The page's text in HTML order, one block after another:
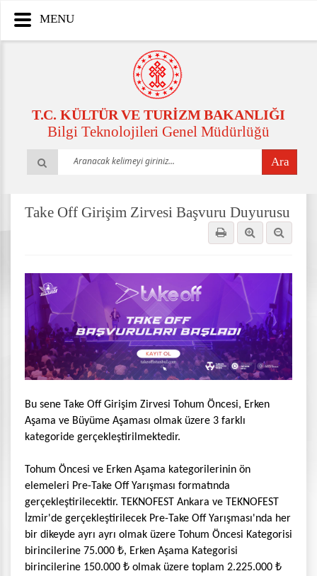
T.C. KÜLTÜR VE TURİZM BAKANLIĞI
Bilgi Teknolojileri Genel Müdürlüğü
Ara
Take Off Girişim Zirvesi Başvuru Duyurusu
Bu sene Take Off Girişim Zirvesi Tohum Öncesi, Erken
Aşama ve Büyüme Aşaması olmak üzere 3 farklı
kategoride gerçekleştirilmektedir.
Tohum Öncesi ve Erken Aşama kategorilerinin ön
elemeleri Pre-Take Off Yarışması formatında
gerçekleştirilecektir. TEKNOFEST Ankara ve TEKNOFEST
İzmir'de gerçekleştirilecek Pre-Take Off Yarışması'nda her
bir dikeyde ayrı ayrı olmak üzere Tohum Öncesi Kategorisi
birincilerine 75.000 ₺, Erken Aşama Kategorisi
birincilerine 150.000 ₺ olmak üzere toplam 2.225.000 ₺
MENU